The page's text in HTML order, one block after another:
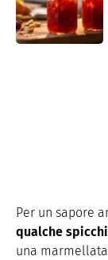
Per un sapore
qualche
una